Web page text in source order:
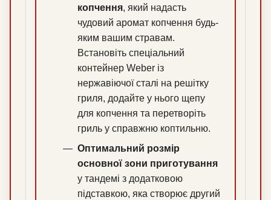
копчення, який надасть
чудовий аромат копчення будь-
яким вашим стравам.
Встановіть спеціальний
контейнер Weber із
нержавіючої сталі на решітку
гриля, додайте у нього щепу
для копчення та перетворіть
гриль у справжню коптильню.
Оптимальний розмір
основної зони приготування
у тандемі з додатковою
підставкою, яка створює другий